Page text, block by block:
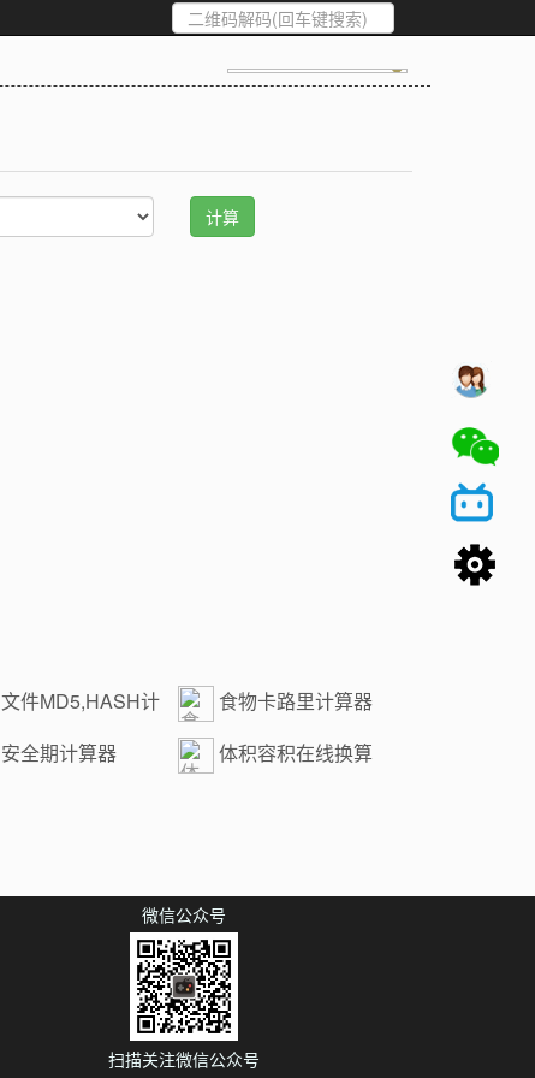
文件MD5,HASH计
食物卡路里计算器
安全期计算器 体积容积在线换算
微信公众号
扫描关注微信公众号